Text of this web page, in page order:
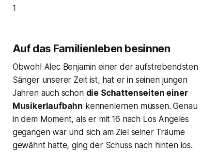
1
Auf das Familienleben besinnen
Obwohl Alec Benjamin einer der aufstrebendsten
Sänger unserer Zeit ist, hat er in seinen jungen
Jahren auch schon die Schattenseiten einer
Musikerlaufbahn kennenlernen müssen. Genau
in dem Moment, als er mit 16 nach Los Angeles
gegangen war und sich am Ziel seiner Träume
gewähnt hatte, ging der Schuss nach hinten los.